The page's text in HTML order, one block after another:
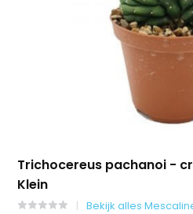
Trichocereus pachanoi -
Klein
Bekijk alles